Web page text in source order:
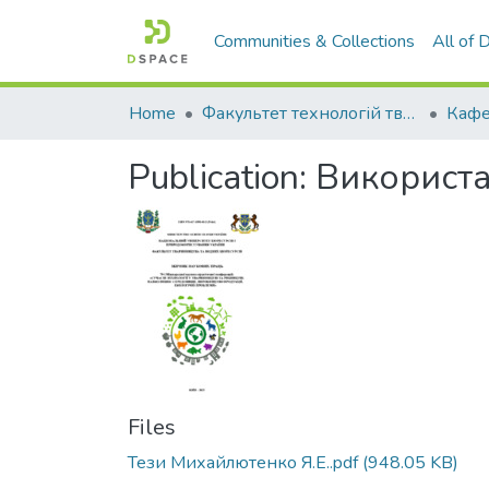
Communities & Collections All of
Home Факультет технологій тваринництва та продовольства
Publication:
Files
Тези Михайлютенко Я.Е..pdf(948.05 KB)